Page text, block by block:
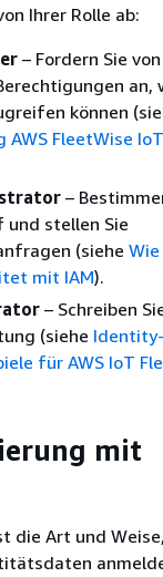
Ihrer Rolle ab:
– Fordern Sie
an,
können
AWS FleetWise
–
stellen Sie
(siehe Wie
mit IAM).
– Schreiben
(siehe
für AWS IoT
mit
die Art und